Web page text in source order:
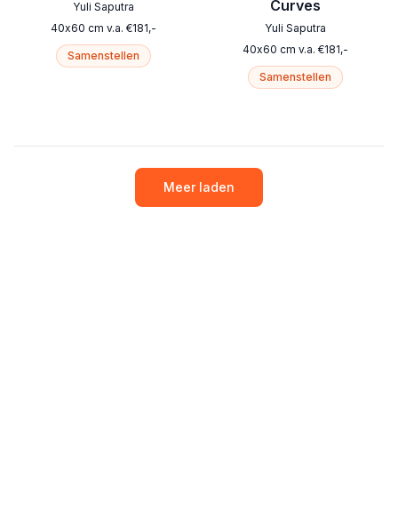
Yuli Saputra
40x60 cm v.a. €181,-
Samenstellen
Curves
Yuli Saputra
40x60 cm v.a. €181,-
Samenstellen
Meer laden